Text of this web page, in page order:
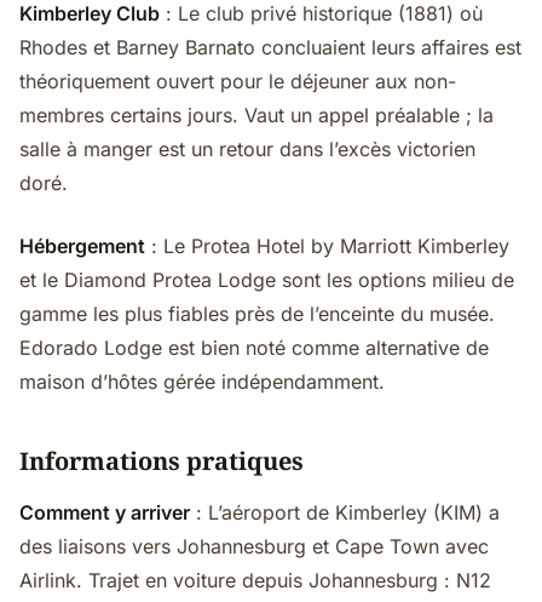
Kimberley Club : Le club privé historique (1881) où
Rhodes et Barney Barnato concluaient leurs affaires est
théoriquement ouvert pour le déjeuner aux non-
membres certains jours. Vaut un appel préalable ; la
salle à manger est un retour dans l’excès victorien
doré.
Hébergement : Le Protea Hotel by Marriott Kimberley
et le Diamond Protea Lodge sont les options milieu de
gamme les plus fiables près de l’enceinte du musée.
Edorado Lodge est bien noté comme alternative de
maison d’hôtes gérée indépendamment.
Informations pratiques
Comment y arriver : L’aéroport de Kimberley (KIM) a
des liaisons vers Johannesburg et Cape Town avec
Airlink. Trajet en voiture depuis Johannesburg : N12